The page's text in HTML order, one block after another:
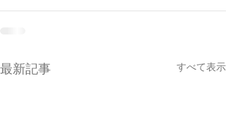
最新記事 すべて表示